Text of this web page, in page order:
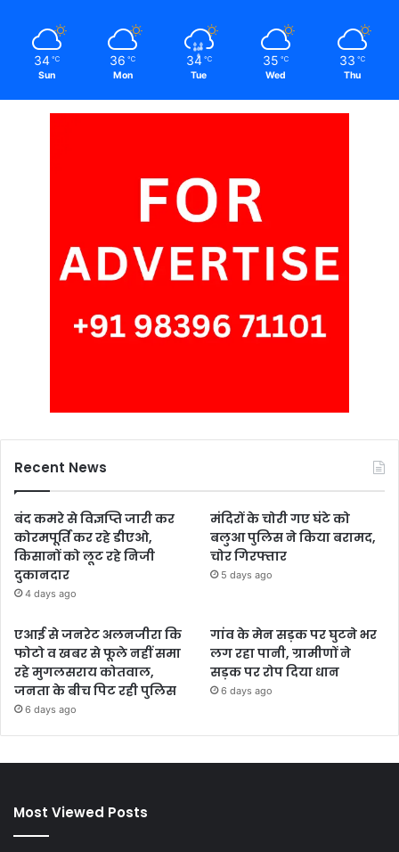
34 ℃
Sun
36 ℃
Mon
34 ℃
Tue
35 ℃
Wed
33 ℃
Thu
Recent News
बंद कमरे से विज्ञप्ति जारी कर
कोरमपूर्ति कर रहे डीएओ,
किसानों को लूट रहे निजी
दुकानदार
4 days ago
मंदिरों के चोरी गए घंटे को
बलुआ पुलिस ने किया बरामद,
चोर गिरफ्तार
5 days ago
एआई से जनरेट अलनजीरा कि
फोटो व खबर से फूले नहीं समा
रहे मुगलसराय कोतवाल,
जनता के बीच पिट रही पुलिस
6 days ago
गांव के मेन सड़क पर घुटने भर
लग रहा पानी, ग्रामीणों ने
सड़क पर रोप दिया धान
6 days ago
Most Viewed Posts